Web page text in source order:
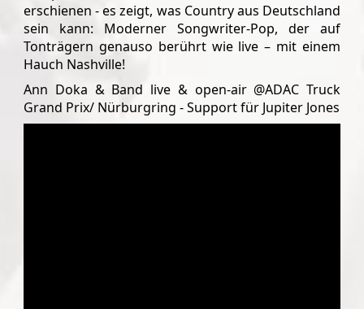
erschienen - es zeigt, was Country aus Deutschland
sein kann: Moderner Songwriter-Pop, der auf
Tonträgern genauso berührt wie live – mit einem
Hauch Nashville!
Ann Doka & Band live & open-air @ADAC Truck
Grand Prix/ Nürburgring - Support für Jupiter Jones